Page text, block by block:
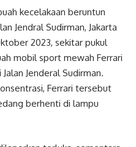
kecelakaan beruntun
Jendral Sudirman, Jakarta
2023, sekitar pukul
mobil sport mewah Ferrari
Jenderal Sudirman.
Ferrari tersebut
berhenti di lampu